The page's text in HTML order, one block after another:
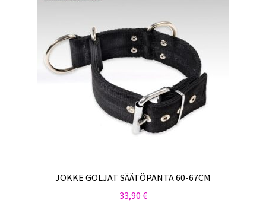
JOKKE GOLJAT SÄÄTÖPANTA 60-67CM
33,90 €